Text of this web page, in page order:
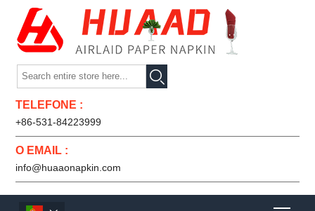

TELEFONE :
+86-531-84223999
O EMAIL :
info@huaaonapkin.com